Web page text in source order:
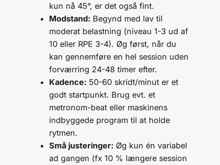
kun nå 45°, er det også fint.
Modstand: Begynd med lav til
moderat belastning (niveau 1-3 ud af
10 eller RPE 3-4). Øg først, når du
kan gennemføre en hel session uden
forværring 24-48 timer efter.
Kadence: 50-60 skridt/minut er et
godt startpunkt. Brug evt. et
metronom-beat eller maskinens
indbyggede program til at holde
rytmen.
Små justeringer: Øg kun én variabel
ad gangen (fx 10 % længere session